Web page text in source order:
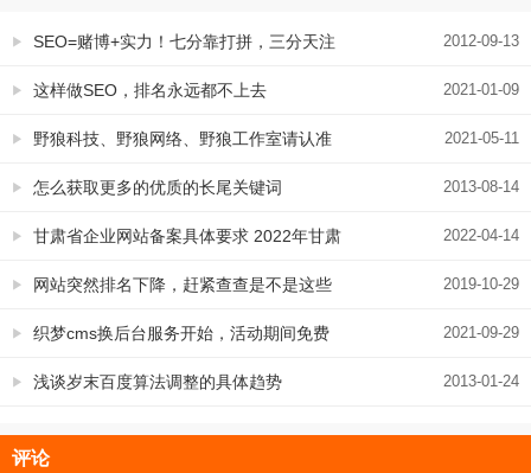
2012-09-13
SEO=赌博+实力！七分靠打拼，三分天注
定 2021-01-09
这样做SEO，排名永远都不上去
2021-05-11
野狼科技、野狼网络、野狼工作室请认准
永易搜科技旗下，14年坚持网络营销 2013-08-14
怎么获取更多的优质的长尾关键词
2022-04-14
甘肃省企业网站备案具体要求 2022年甘肃
公司网站ICP备案提交资料审核规则 2019-10-29
网站突然排名下降，赶紧查查是不是这些
原因 2021-09-29
织梦cms换后台服务开始，活动期间免费
送永易搜CMS终身商用授权 2013-01-24
浅谈岁末百度算法调整的具体趋势
评论